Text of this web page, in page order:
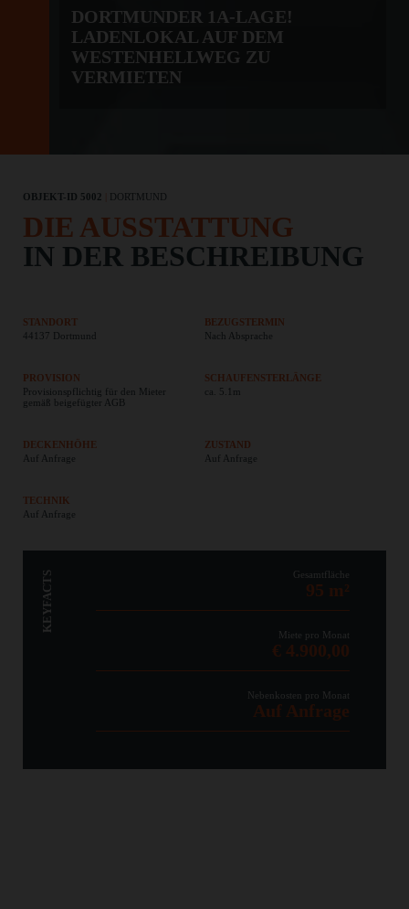
DORTMUNDER 1A-LAGE!
LADENLOKAL AUF DEM
WESTENHELLWEG ZU
VERMIETEN
OBJEKT-ID 5002 DORTMUND
DIE AUSSTATTUNG
IN DER BESCHREIBUNG
STANDORT
44137 Dortmund
BEZUGSTERMIN
Nach Absprache
PROVISION
Provisionspflichtig für den Mieter
gemäß beigefügter AGB
SCHAUFENSTERLÄNGE
ca. 5.1m
DECKENHÖHE
Auf Anfrage
ZUSTAND
Auf Anfrage
TECHNIK
Auf Anfrage
Gesamtfläche
95 m²
Miete pro Monat
€ 4.900,00
Nebenkosten pro Monat
Auf Anfrage
KEYFACTS